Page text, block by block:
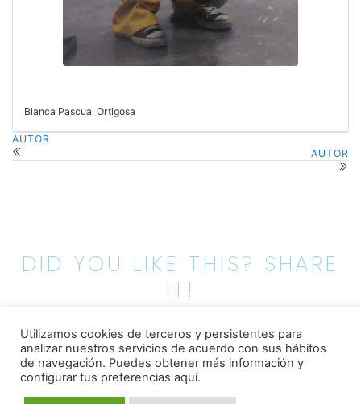
Blanca Pascual Ortigosa
AUTOR
AUTOR
DID YOU LIKE THIS? SHARE
IT!
Utilizamos cookies de terceros y persistentes para
analizar nuestros servicios de acuerdo con sus hábitos
de navegación. Puedes obtener más información y
configurar tus preferencias aquí.